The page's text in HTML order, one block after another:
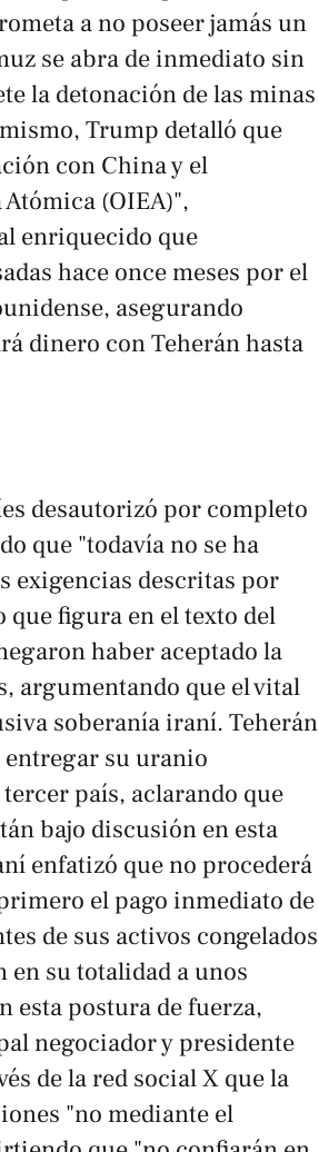
a no poseer jamás un
se abra de inmediato sin
la detonación de las minas
Trump detalló que
con China y el
(OIEA)",
enriquecido que
hace once meses por el
asegurando
dinero con Teherán hasta
desautorizó por completo
que "todavía no se ha
exigencias descritas por
que figura en el texto del
haber aceptado la
argumentando que el vital
soberanía iraní. Teherán
su uranio
país, aclarando que
bajo discusión en esta
enfatizó que no procederá
el pago inmediato de
de sus activos congelados
en su totalidad a unos
esta postura de fuerza,
negociador y presidente
de la red social X que la
"no mediante el